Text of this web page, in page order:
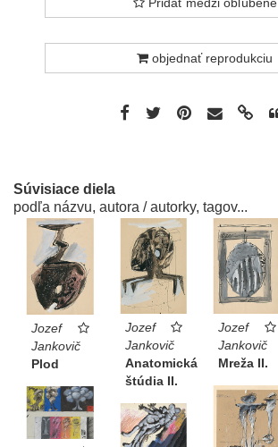
Pridať medzi obľúbené
objednať reprodukciu
Súvisiace diela
podľa názvu, autora / autorky, tagov...
Jozef
Jankovič
Plod
Jozef
Jankovič
Anatomická
štúdia II.
Jozef
Jankovič
Mreža II.